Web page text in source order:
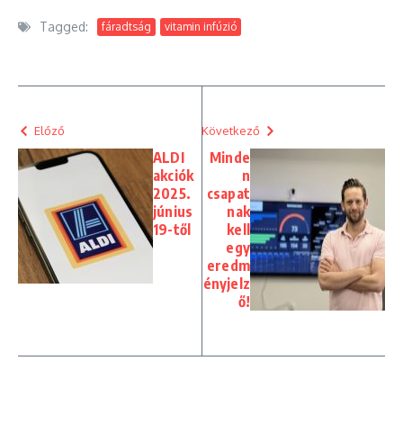
Tagged: fáradtság vitamin infúzió
Előző
ALDI
akciók
2025.
június
19-től
Következő
Minde
n
csapat
nak
kell
egy
eredm
ényjelz
ő!